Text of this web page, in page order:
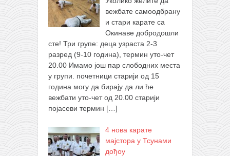
вежбате самоодбрану
и стари карате са
Окинаве добродошли
сте! Три групе: деца узраста 2-3
разред (9-10 година), термин уто-чет
20.00 Имамо још пар слободних места
у групи. почетници старији од 15
година могу да бирају да ли ће
вежбати уто-чет од 20.00 старији
појасеви термин […]
4 нова карате
мајстора у Тсунами
дођоу